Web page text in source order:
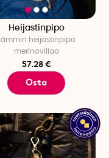
Heijastinpipo
Lämmin heijastinpipo
merinovillaa
57.28 €
Osta